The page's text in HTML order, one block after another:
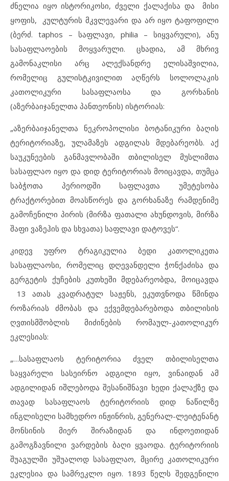
ძნელია იყო ისტორიკოსი, ძველი ქალაქისა და მისი
ყოფის, კულტურის მკვლევარი და არ იყო ტაფოფილი
(ბერძ. taphos – საფლავი, philia – სიყვარული), ანუ
სასაფლაოების მოყვარული. ცხადია, ამ მხრივ
გამონაკლისი არც ალექსანდრე ელისაშვილია,
რომელიც გულისტკივილით აღწერს სოლოლაკის
კათოლიკური სასაფლაოსა და გორხანის
(აზერბაიჯანელთა პანთეონის) ისტორიას:
„აზერბაიჯანელთა ნეკროპოლისი ბოტანიკური ბაღის
ტერიტორიაზე, ულამაზეს ადგილას მდებარეობს. აქ
საუკუნეების განმავლობაში თბილისელ მუსლიმთა
სასაფლაო იყო და დიდ ტერიტორიას მოიცავდა, თუმცა
საბჭოთა პერიოდში საფლავთა უმეტესობა
ტრაქტორებით მოასწორეს და გორხანაზე რამდენიმე
გამოჩენილი პირის (მირზა ფათალი ახუნდოვის, მირზა
შაფი ვაზეჰის და სხვათა) საფლავი დატოვეს“.
კიდევ უფრო ტრაგიკულია ბედი კათოლიკეთა
სასაფლაოსი, რომელიც დღევანდელი ჭონქაძისა და
გერგეტის ქუჩების კუთხეში მდებარეობდა, მოიცავდა
13 ათას კვადრატულ საჟენს, ეკუთვნოდა წმინდა
როზარიას ძმობას და ექვემდებარებოდა თბილისის
ღვთისმშობლის მიძინების რომაულ-კათოლიკურ
ეკლესიას:
„…სასაფლაოს ტერიტორია ძველ თბილისელთა
საყვარელი სასეირნო ადგილი იყო, ვინაიდან ამ
ადგილიდან იშლებოდა შესანიშნავი ხედი ქალაქზე და
თავად სასაფლაოს ტერიტორიის დიდ ნაწილზე
ინგლისელი სამხედრო ინჟინრის, გენერალ-ლეიტენანტ
მონსინის მიერ შირაზიდან და ინდოეთიდან
გამოგზავნილი ვარდების ბაღი ყვაოდა. ტერიტორიის
შუაგულში უშუალოდ სასაფლაო, მცირე კათოლიკური
ეკლესია და სამრეკლო იყო. 1893 წელს შედგენილი